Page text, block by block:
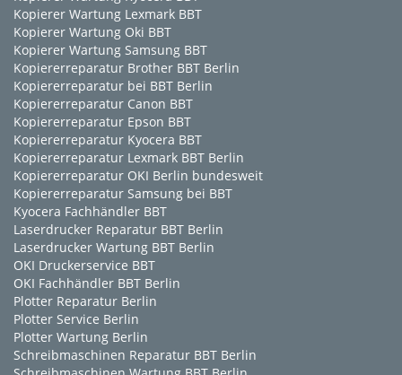
Kopierer Wartung Lexmark BBT
Kopierer Wartung Oki BBT
Kopierer Wartung Samsung BBT
Kopiererreparatur Brother BBT Berlin
Kopiererreparatur bei BBT Berlin
Kopiererreparatur Canon BBT
Kopiererreparatur Epson BBT
Kopiererreparatur Kyocera BBT
Kopiererreparatur Lexmark BBT Berlin
Kopiererreparatur OKI Berlin bundesweit
Kopiererreparatur Samsung bei BBT
Kyocera Fachhändler BBT
Laserdrucker Reparatur BBT Berlin
Laserdrucker Wartung BBT Berlin
OKI Druckerservice BBT
OKI Fachhändler BBT Berlin
Plotter Reparatur Berlin
Plotter Service Berlin
Plotter Wartung Berlin
Schreibmaschinen Reparatur BBT Berlin